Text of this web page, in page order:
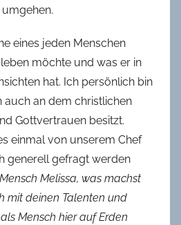
eines jeden Menschen
möchte und was er in
hat. Ich persönlich bin
auch an dem christlichen
Gottvertrauen besitzt.
einmal von unserem Chef
generell gefragt werden
Melissa, was machst
mit deinen Talenten und
Mensch hier auf Erden